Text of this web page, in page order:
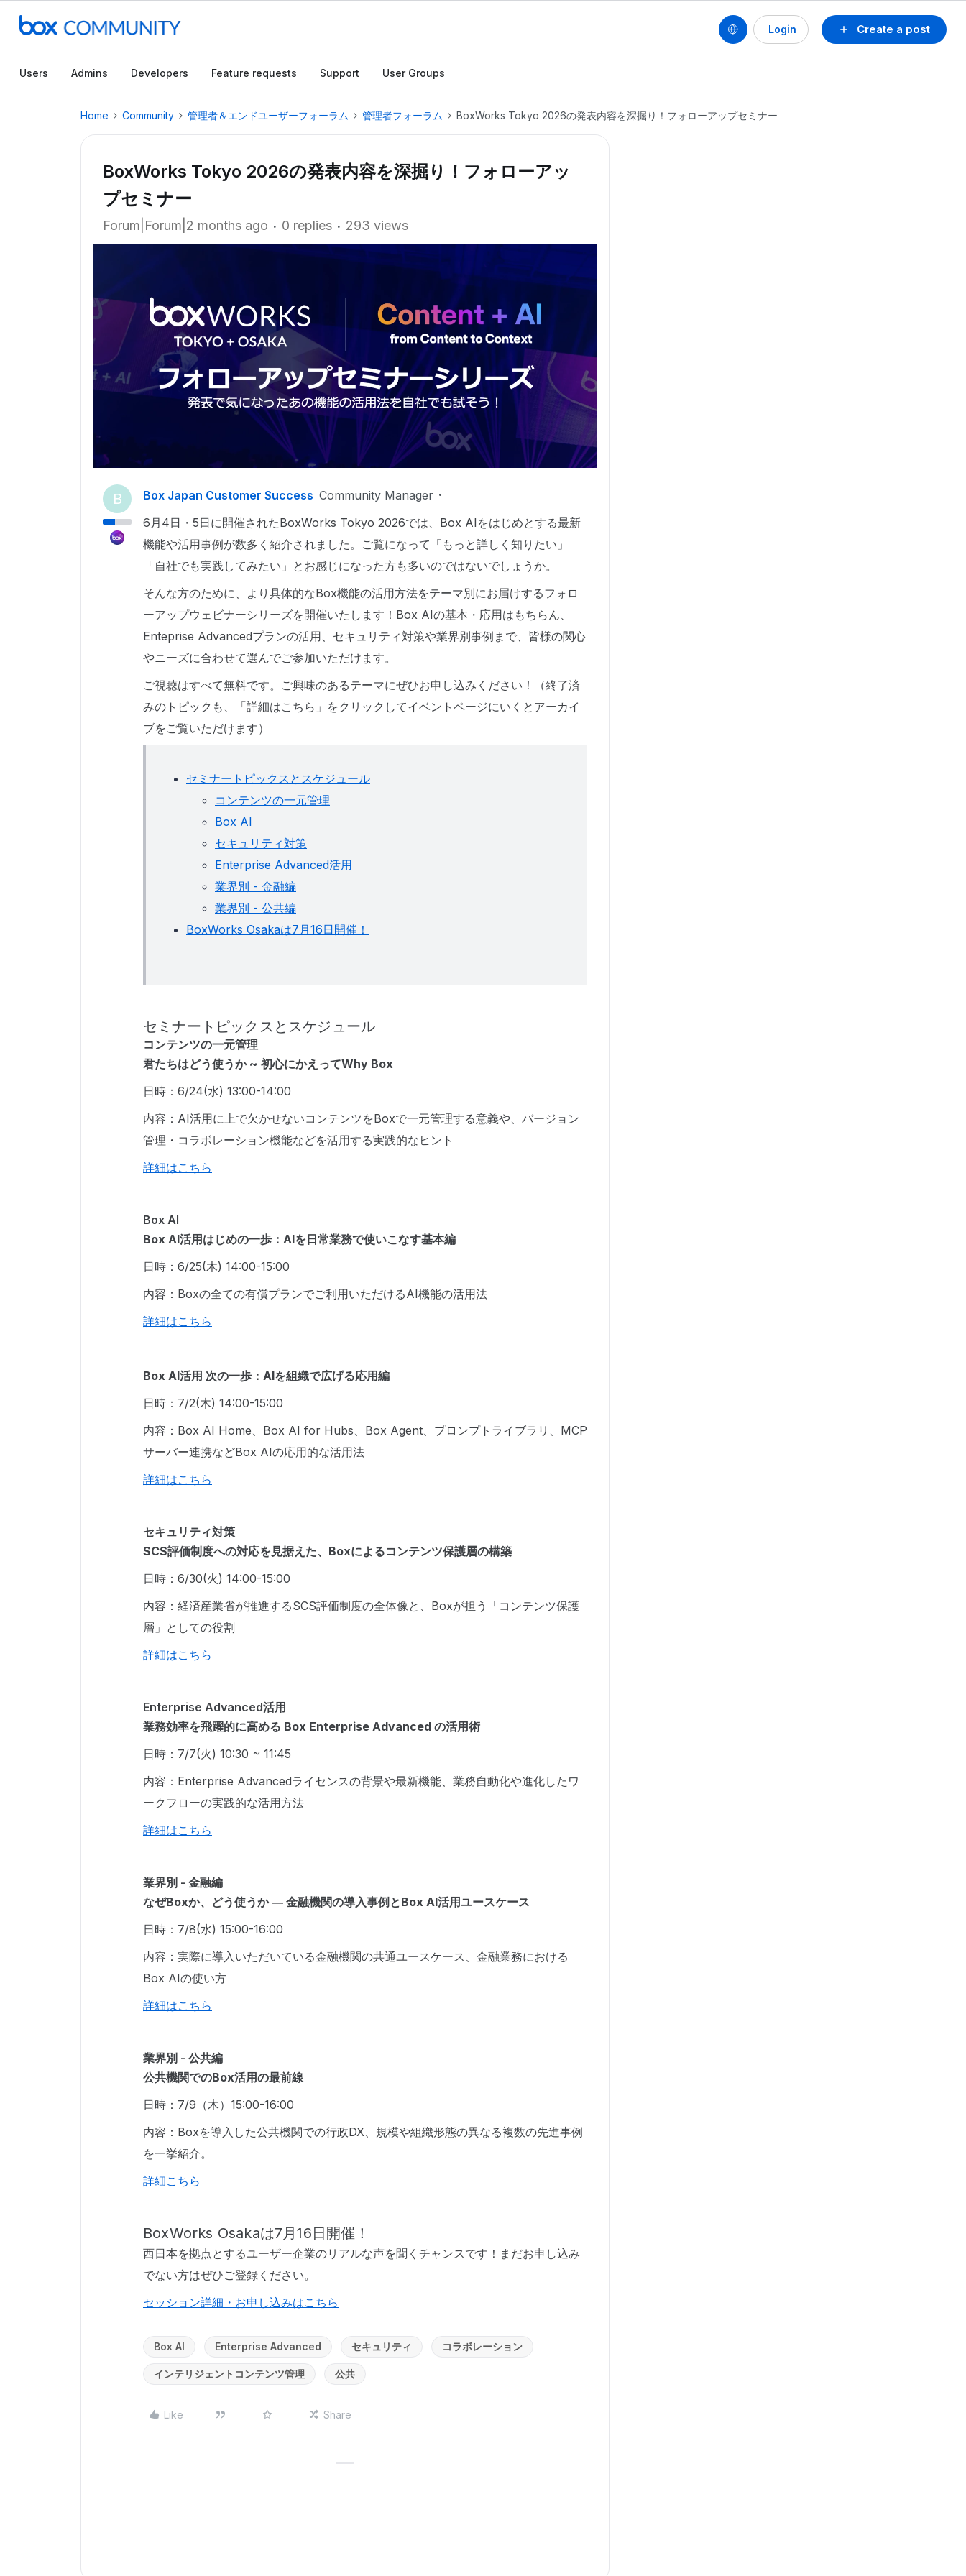
Create a post
Login
Users Admins Developers Feature requests Support User Groups
Home Community 管理者＆エンドユーザーフォーラム 管理者フォーラム BoxWorks Tokyo 2026の発表内容を深掘り！フォローアップセミナー
BoxWorks Tokyo 2026の発表内容を深掘り！フォローアッ
プセミナー
Forum|Forum|2 months ago 0 replies 293 views
B Box Japan Customer Success Community Manager
6月4日・5日に開催されたBoxWorks Tokyo 2026では、Box AIをはじめとする最新
機能や活用事例が数多く紹介されました。ご覧になって「もっと詳しく知りたい」
「自社でも実践してみたい」とお感じになった方も多いのではないでしょうか。
そんな方のために、より具体的なBox機能の活用方法をテーマ別にお届けするフォロ
ーアップウェビナーシリーズを開催いたします！Box AIの基本・応用はもちらん、
Enteprise Advancedプランの活用、セキュリティ対策や業界別事例まで、皆様の関心
やニーズに合わせて選んでご参加いただけます。
ご視聴はすべて無料です。ご興味のあるテーマにぜひお申し込みください！（終了済
みのトピックも、「詳細はこちら」をクリックしてイベントページにいくとアーカイ
ブをご覧いただけます）
セミナートピックスとスケジュール
コンテンツの一元管理
Box AI
セキュリティ対策
Enterprise Advanced活用
業界別 - 金融編
業界別 - 公共編
BoxWorks Osakaは7月16日開催！
セミナートピックスとスケジュール
コンテンツの一元管理
君たちはどう使うか ~ 初心にかえってWhy Box
日時：6/24(水) 13:00-14:00
内容：AI活用に上で欠かせないコンテンツをBoxで一元管理する意義や、バージョン
管理・コラボレーション機能などを活用する実践的なヒント
詳細はこちら
Box AI
Box AI活用はじめの一歩：AIを日常業務で使いこなす基本編
日時：6/25(木) 14:00-15:00
内容：Boxの全ての有償プランでご利用いただけるAI機能の活用法
詳細はこちら
Box AI活用 次の一歩：AIを組織で広げる応用編
日時：7/2(木) 14:00-15:00
内容：Box AI Home、Box AI for Hubs、Box Agent、プロンプトライブラリ、MCP
サーバー連携などBox AIの応用的な活用法
詳細はこちら
セキュリティ対策
SCS評価制度への対応を見据えた、Boxによるコンテンツ保護層の構築
日時：6/30(火) 14:00-15:00
内容：経済産業省が推進するSCS評価制度の全体像と、Boxが担う「コンテンツ保護
層」としての役割
詳細はこちら
Enterprise Advanced活用
業務効率を飛躍的に高める Box Enterprise Advanced の活用術
日時：7/7(火) 10:30 ~ 11:45
内容：Enterprise Advancedライセンスの背景や最新機能、業務自動化や進化したワ
ークフローの実践的な活用方法
詳細はこちら
業界別 - 金融編
なぜBoxか、どう使うか ― 金融機関の導入事例とBox AI活用ユースケース
日時：7/8(水) 15:00-16:00
内容：実際に導入いただいている金融機関の共通ユースケース、金融業務における
Box AIの使い方
詳細はこちら
業界別 - 公共編
公共機関でのBox活用の最前線
日時：7/9（木）15:00-16:00
内容：Boxを導入した公共機関での行政DX、規模や組織形態の異なる複数の先進事例
を一挙紹介。
詳細こちら
BoxWorks Osakaは7月16日開催！
西日本を拠点とするユーザー企業のリアルな声を聞くチャンスです！まだお申し込み
でない方はぜひご登録ください。
セッション詳細・お申し込みはこちら
Box AI Enterprise Advanced セキュリティ コラボレーション
インテリジェントコンテンツ管理 公共
Like Share